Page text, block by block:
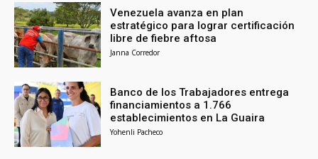
Venezuela avanza en plan
estratégico para lograr certificación
libre de fiebre aftosa
Janna Corredor
Banco de los Trabajadores entrega
financiamientos a 1.766
establecimientos en La Guaira
Yohenli Pacheco